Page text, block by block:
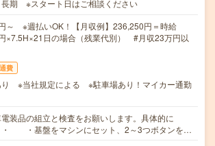
長期 ※スタート日はご相談ください
～ ※週払いOK！【月収例】236,250円＝時給
×7.5H×21日の場合（残業代別） #月収23万円以
費
り ※当社規定による ※駐車場あり！マイカー通勤
装品の組立と検査をお願いします。具体的に
・ ・基盤をマシンにセット、2～3つボタンを…